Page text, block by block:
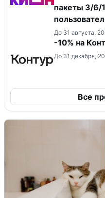
пакеты 3/6/
До 31 августа,
-10% на
До 31 декабря,
Все